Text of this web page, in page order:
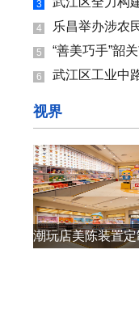
3
4 乐昌举办涉农民工
5 “善美巧手”韶关市
6 武江区工业中路规
视界